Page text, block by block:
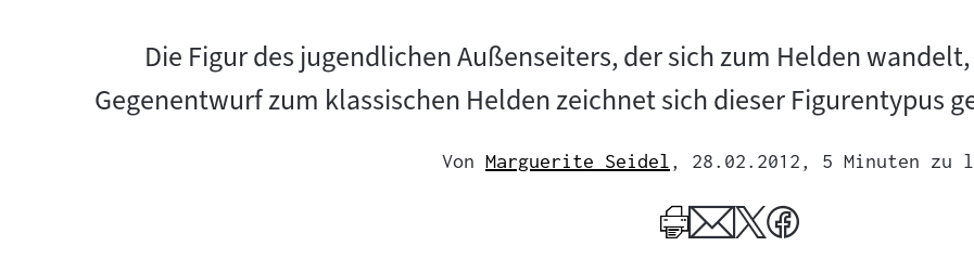
Die Figur des jugendlichen Außenseiters, der sich zum Helden
Gegenentwurf zum klassischen Helden zeichnet sich dieser Figurentypus
Von Marguerite Seidel , 28.02.2012, 5 Minuten zu